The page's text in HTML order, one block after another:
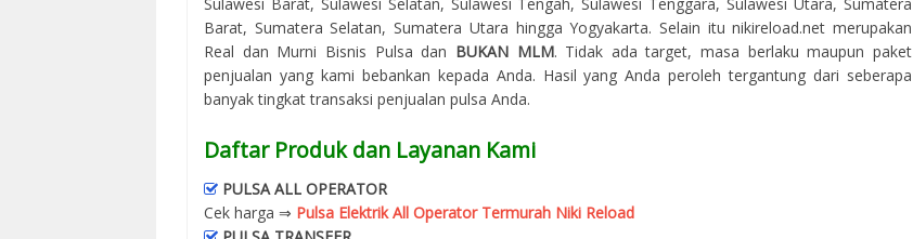
Barat, Sumatera Selatan, Sumatera Utara hingga Yogyakarta. Selain itu nikireload.net merupakan
Real dan Murni Bisnis Pulsa dan BUKAN MLM. Tidak ada target, masa berlaku maupun paket
penjualan yang kami bebankan kepada Anda. Hasil yang Anda peroleh tergantung dari seberapa
banyak tingkat transaksi penjualan pulsa Anda.
Daftar Produk dan Layanan Kami
PULSA ALL OPERATOR
Cek harga ⇒ Pulsa Elektrik All Operator Termurah Niki Reload